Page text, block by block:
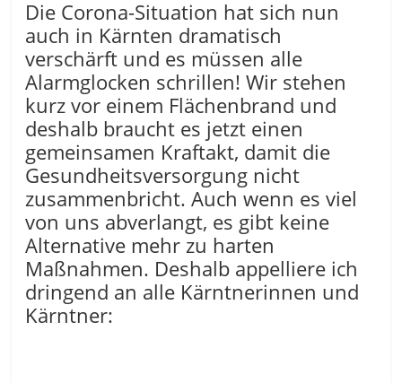
Die Corona-Situation hat sich nun
auch in Kärnten dramatisch
verschärft und es müssen alle
Alarmglocken schrillen! Wir stehen
kurz vor einem Flächenbrand und
deshalb braucht es jetzt einen
gemeinsamen Kraftakt, damit die
Gesundheitsversorgung nicht
zusammenbricht. Auch wenn es viel
von uns abverlangt, es gibt keine
Alternative mehr zu harten
Maßnahmen. Deshalb appelliere ich
dringend an alle Kärntnerinnen und
Kärntner: